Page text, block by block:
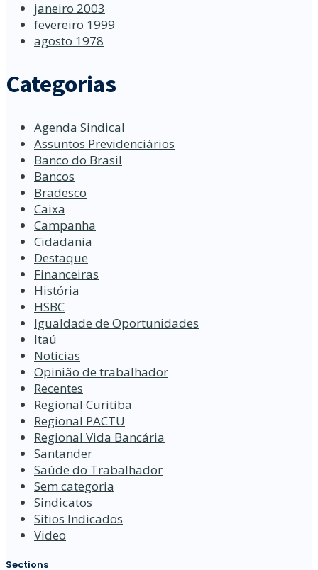
janeiro 2003
fevereiro 1999
agosto 1978
Categorias
Agenda Sindical
Assuntos Previdenciários
Banco do Brasil
Bancos
Bradesco
Caixa
Campanha
Cidadania
Destaque
Financeiras
História
HSBC
Igualdade de Oportunidades
Itaú
Notícias
Opinião de trabalhador
Recentes
Regional Curitiba
Regional PACTU
Regional Vida Bancária
Santander
Saúde do Trabalhador
Sem categoria
Sindicatos
Sítios Indicados
Video
Sections